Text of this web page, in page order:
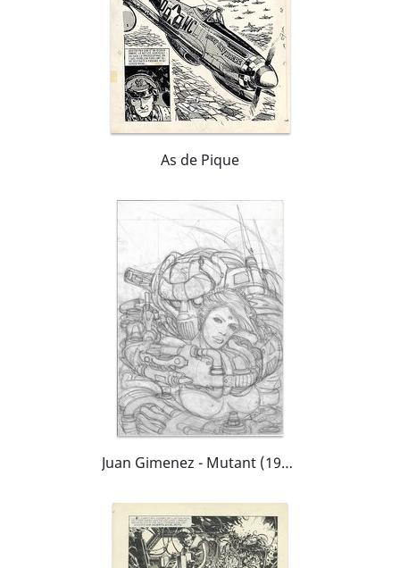
As de Pique
Juan Gimenez - Mutant (1992) et Heavy Metal (1999) - Couverture préliminaire originale